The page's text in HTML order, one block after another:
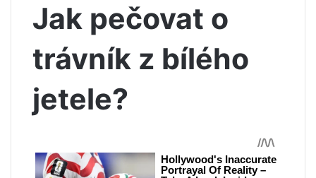
Jak pečovat o
trávník z bílého
jetele?